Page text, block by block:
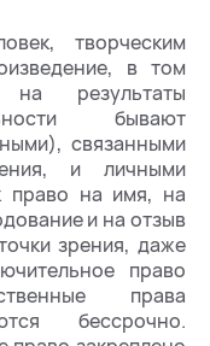
творческим
в том
результаты
бывают
связанными
и личными
право на имя, на
и на отзыв
зрения, даже
право
права
бессрочно.